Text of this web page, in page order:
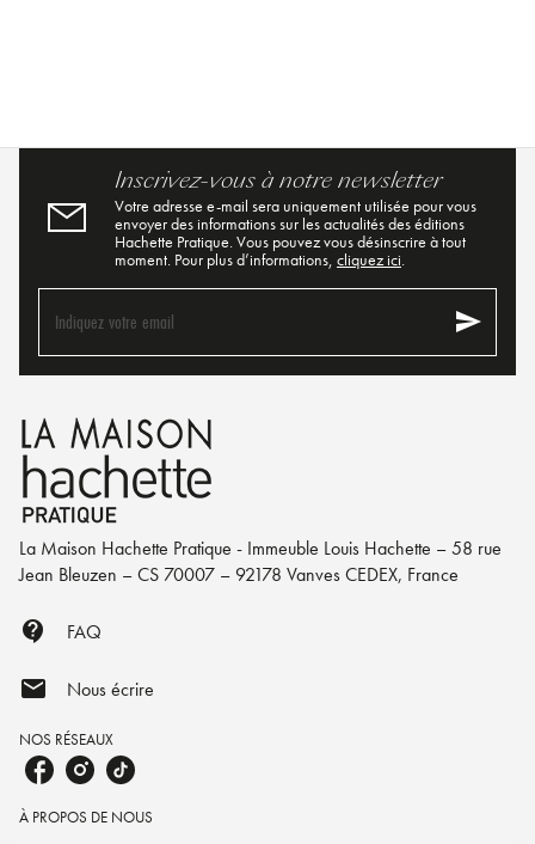
Inscrivez-vous à notre newsletter
Votre adresse e-mail sera uniquement utilisée pour vous
envoyer des informations sur les actualités des éditions
Hachette Pratique. Vous pouvez vous désinscrire à tout
moment. Pour plus d’informations, cliquez ici.
Indiquez votre email send
La Maison Hachette Pratique - Immeuble Louis Hachette – 58 rue
Jean Bleuzen – CS 70007 – 92178 Vanves CEDEX, France
contact_support FAQ
mail Nous écrire
NOS RÉSEAUX
À PROPOS DE NOUS